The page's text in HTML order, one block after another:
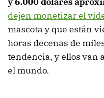
dejen monetizar el
mascota y que están
horas decenas de
tendencia, y ellos van
el mundo.